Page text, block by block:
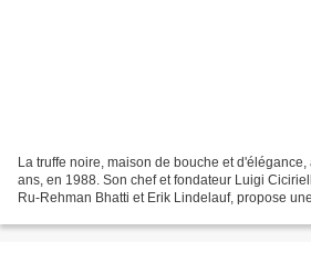
La truffe noire, maison de bouche et
ans, en 1988. Son chef et fondateur Luigi
Ru-Rehman Bhatti et Erik Lindelauf, propose